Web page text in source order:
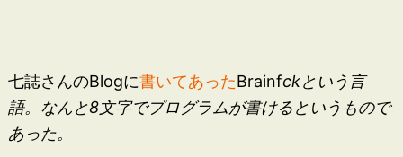
七誌さんのBlogに書いてあったBrainfckという言
語。なんと8文字でプログラムが書けるというもので
あった。